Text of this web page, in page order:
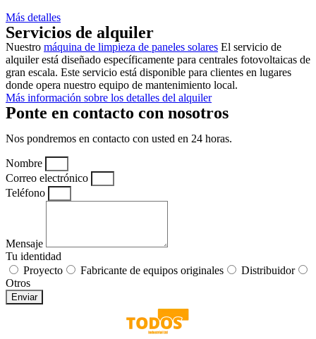
Más detalles
Servicios de alquiler
Nuestro máquina de limpieza de paneles solares El servicio de
alquiler está diseñado específicamente para centrales fotovoltaicas de
gran escala. Este servicio está disponible para clientes en lugares
donde opera nuestro equipo de mantenimiento local.
Más información sobre los detalles del alquiler
Ponte en contacto con nosotros
Nos pondremos en contacto con usted en 24 horas.
Nombre
Correo electrónico
Teléfono
Mensaje
Tu identidad
Proyecto
Fabricante de equipos originales
Distribuidor
Otros
Enviar